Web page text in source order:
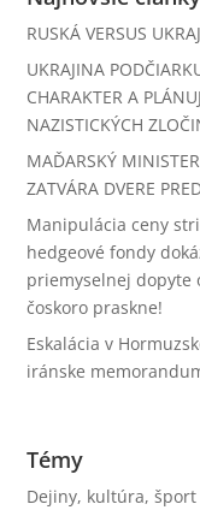
RUSKÁ VERSUS
UKRAJINA
CHARAKTER A
NAZISTICKÝCH
MAĎARSKÝ
ZATVÁRA DVERE
Manipulácia ceny
hedgeové fondy
priemyselnej dopyte
čoskoro praskne!
Eskalácia v
iránske
Témy
Dejiny, kultúra,